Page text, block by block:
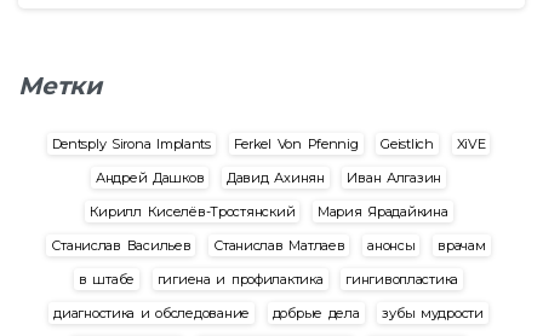
Метки
Dentsply Sirona Implants Ferkel Von Pfennig Geistlich
XiVE
Андрей Дашков
Давид Ахинян
Иван Алгазин
Кирилл Киселёв-Тростянский
Мария Ярадайкина
Станислав Васильев
Станислав Матлаев анонсы
врачам
в штабе
гигиена и профилактика
гингивопластика
диагностика и обследование
добрые дела
зубы мудрости